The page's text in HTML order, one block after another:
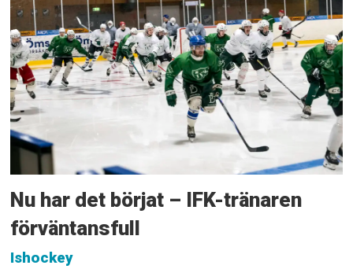
Nu har det börjat – IFK-tränaren
förväntansfull
Ishockey